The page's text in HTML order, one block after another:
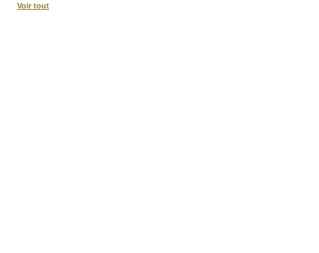
Voir tout